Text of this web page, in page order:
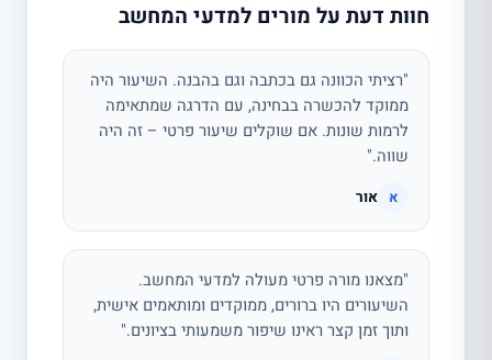
חוות דעת על מורים למדעי המחשב
"רציתי הכוונה גם בכתבה וגם בהבנה. השיעור היה
ממוקד להכשרה בבחינה, עם הדרגה שמתאימה
לרמות שונות. אם שוקלים שיעור פרטי – זה היה
שווה."
א אור
"מצאנו מורה פרטי מעולה למדעי המחשב.
השיעורים היו ברורים, ממוקדים ומותאמים אישית,
ותוך זמן קצר ראינו שיפור משמעותי בציונים."